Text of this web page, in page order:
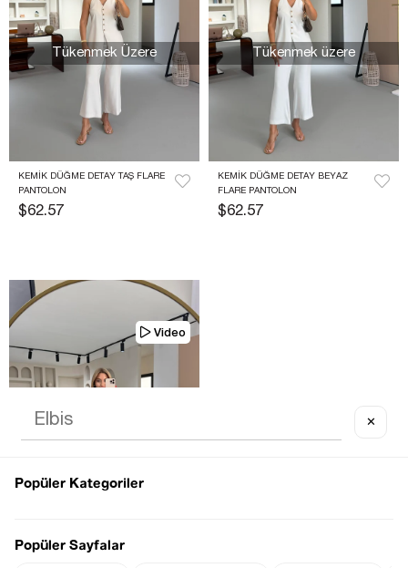
KEMIK DÜĞME DETAY TAŞ FLARE
PANTOLON
$62.57
Tükenmek Üzere
KEMIK DÜĞME DETAY BEYAZ
FLARE PANTOLON
$62.57
Tükenmek üzere
Video
✕
Popüler Kategoriler
Popüler Sayfalar